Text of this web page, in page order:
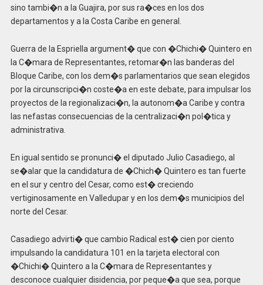
sino tambi�n a la Guajira, por sus ra�ces en los dos
departamentos y a la Costa Caribe en general.
Guerra de la Espriella argument� que con �Chichi� Quintero en
la C�mara de Representantes, retomar�n las banderas del
Bloque Caribe, con los dem�s parlamentarios que sean elegidos
por la circunscripci�n coste�a en este debate, para impulsar los
proyectos de la regionalizaci�n, la autonom�a Caribe y contra
las nefastas consecuencias de la centralizaci�n pol�tica y
administrativa.
En igual sentido se pronunci� el diputado Julio Casadiego, al
se�alar que la candidatura de �Chich� Quintero es tan fuerte
en el sur y centro del Cesar, como est� creciendo
vertiginosamente en Valledupar y en los dem�s municipios del
norte del Cesar.
Casadiego advirti� que cambio Radical est� cien por ciento
impulsando la candidatura 101 en la tarjeta electoral con
�Chichi� Quintero a la C�mara de Representantes y
desconoce cualquier disidencia, por peque�a que sea, porque